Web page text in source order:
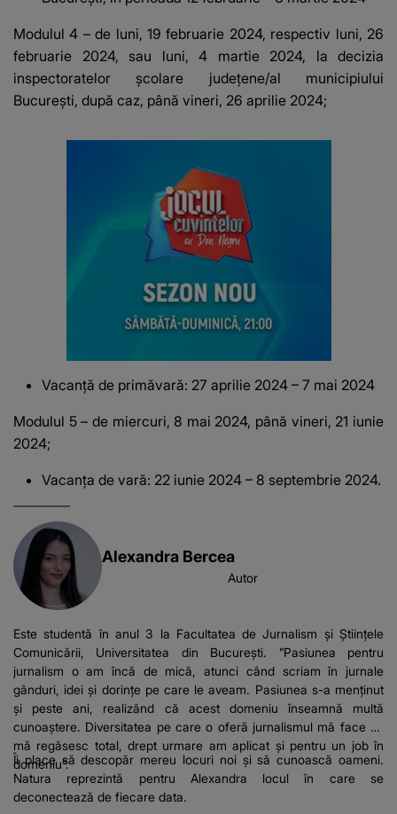
Modulul 4 – de luni, 19 februarie 2024, respectiv luni, 26
februarie 2024, sau luni, 4 martie 2024, la decizia
inspectoratelor școlare județene/al municipiului
București, după caz, până vineri, 26 aprilie 2024;
Vacanță de primăvară: 27 aprilie 2024 – 7 mai 2024
Modulul 5 – de miercuri, 8 mai 2024, până vineri, 21 iunie
2024;
Vacanța de vară: 22 iunie 2024 – 8 septembrie 2024.
Alexandra Bercea
Autor
Este studentă în anul 3 la Facultatea de Jurnalism și Științele
Comunicării, Universitatea din București. ”Pasiunea pentru
jurnalism o am încă de mică, atunci când scriam în jurnale
gânduri, idei și dorințe pe care le aveam. Pasiunea s-a menținut
și peste ani, realizând că acest domeniu înseamnă multă
cunoaștere. Diversitatea pe care o oferă jurnalismul mă face să
mă regăsesc total, drept urmare am aplicat și pentru un job în
domeniu”.
Îi place să descopăr mereu locuri noi și să cunoască oameni.
Natura reprezintă pentru Alexandra locul în care se
deconectează de fiecare data.